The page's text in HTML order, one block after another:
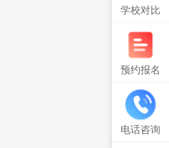
学校对比
预约报名
电话咨询